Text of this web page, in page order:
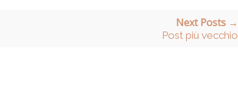
Next Posts →
Post più vecchio